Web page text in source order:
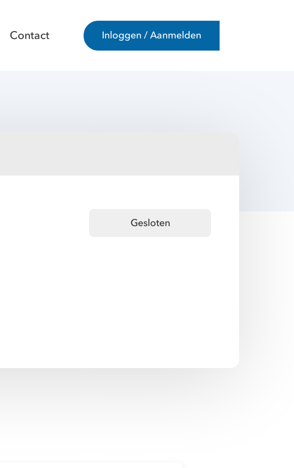
Contact Inloggen / Aanmelden
Gesloten